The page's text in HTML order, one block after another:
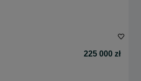
225 000 zł